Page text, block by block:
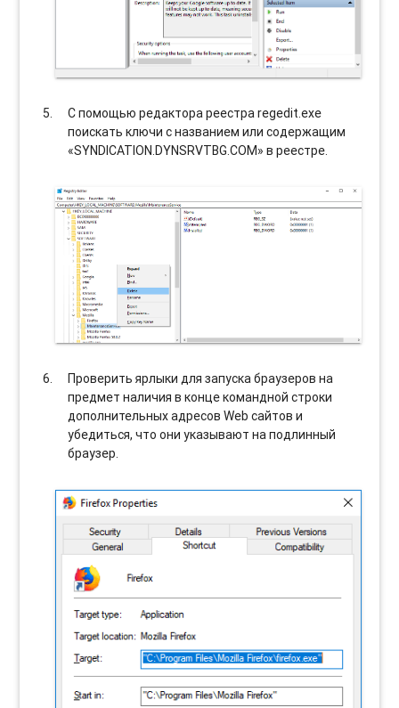
С помощью редактора реестра regedit.exe
поискать ключи с названием или содержащим
«SYNDICATION.DYNSRVTBG.COM» в реестре.
Проверить ярлыки для запуска браузеров на
предмет наличия в конце командной строки
дополнительных адресов Web сайтов и
убедиться, что они указывают на подлинный
браузер.